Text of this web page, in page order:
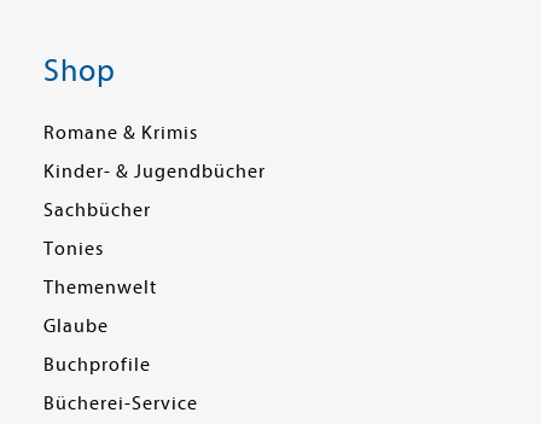
Shop
Romane & Krimis
Kinder- & Jugendbücher
Sachbücher
Tonies
Themenwelt
Glaube
Buchprofile
Bücherei-Service